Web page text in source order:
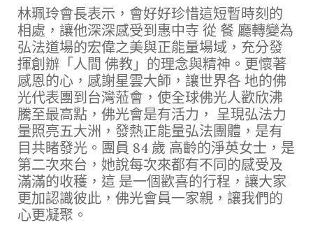
林珮玲會長表示，會好好珍惜這短暫時刻的
相處，讓他深深感受到惠中寺 從 餐 廳轉變為
弘法道場的宏偉之美與正能量場域，充分發
揮創辦「人間 佛教」的理念與精神。更懷著
感恩的心，感謝星雲大師，讓世界各 地的佛
光代表團到台灣蒞會，使全球佛光人歡欣沸
騰至最高點，佛光會是有活力， 呈現弘法力
量照亮五大洲，發熱正能量弘法團體，是有
目共睹發光。團員 84 歲 高齡的淨英女士，是
第二次來台，她說每次來都有不同的感受及
滿滿的收穫，這 是一個歡喜的行程，讓大家
更加認識彼此，佛光會員一家親，讓我們的
心更凝聚。